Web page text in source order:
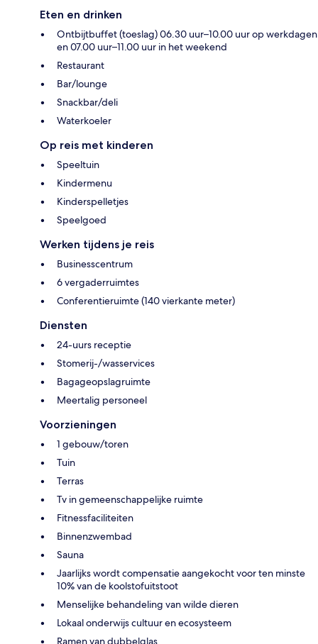
Eten en drinken
Ontbijtbuffet (toeslag) 06.30 uur–10.00 uur op werkdagen
en 07.00 uur–11.00 uur in het weekend
Restaurant
Bar/lounge
Snackbar/deli
Waterkoeler
Op reis met kinderen
Speeltuin
Kindermenu
Kinderspelletjes
Speelgoed
Werken tijdens je reis
Businesscentrum
6 vergaderruimtes
Conferentieruimte (140 vierkante meter)
Diensten
24-uurs receptie
Stomerij-/wasservices
Bagageopslagruimte
Meertalig personeel
Voorzieningen
1 gebouw/toren
Tuin
Terras
Tv in gemeenschappelijke ruimte
Fitnessfaciliteiten
Binnenzwembad
Sauna
Jaarlijks wordt compensatie aangekocht voor ten minste
10% van de koolstofuitstoot
Menselijke behandeling van wilde dieren
Lokaal onderwijs cultuur en ecosysteem
Ramen van dubbelglas